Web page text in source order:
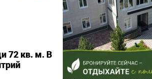
72 кв. м. В